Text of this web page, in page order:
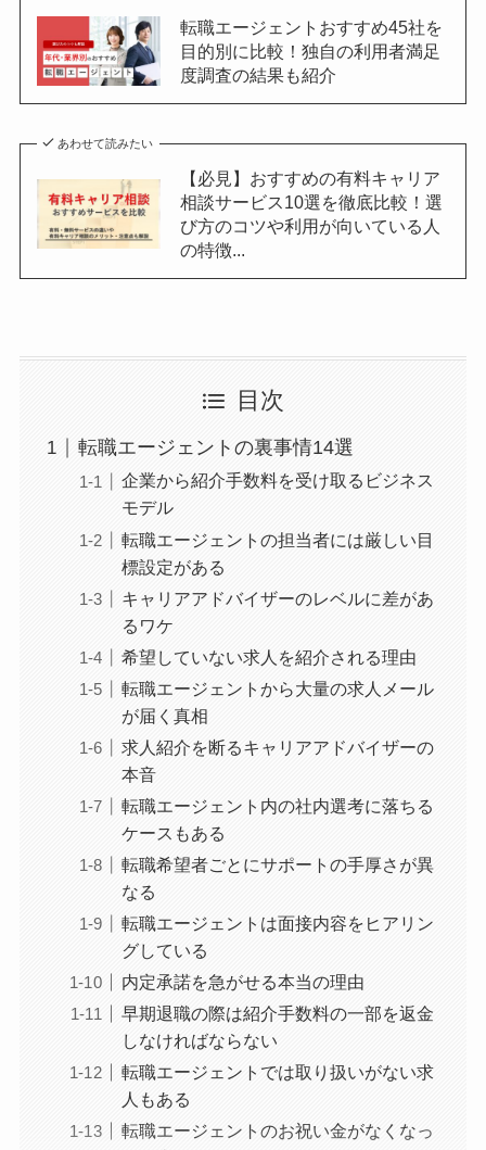
転職エージェントおすすめ45社を
目的別に比較！独自の利用者満足
度調査の結果も紹介
あわせて読みたい
【必見】おすすめの有料キャリア
相談サービス10選を徹底比較！選
び方のコツや利用が向いている人
の特徴...
目次
転職エージェントの裏事情14選
企業から紹介手数料を受け取るビジネス
モデル
転職エージェントの担当者には厳しい目
標設定がある
キャリアアドバイザーのレベルに差があ
るワケ
希望していない求人を紹介される理由
転職エージェントから大量の求人メール
が届く真相
求人紹介を断るキャリアアドバイザーの
本音
転職エージェント内の社内選考に落ちる
ケースもある
転職希望者ごとにサポートの手厚さが異
なる
転職エージェントは面接内容をヒアリン
グしている
内定承諾を急がせる本当の理由
早期退職の際は紹介手数料の一部を返金
しなければならない
転職エージェントでは取り扱いがない求
人もある
転職エージェントのお祝い金がなくなっ